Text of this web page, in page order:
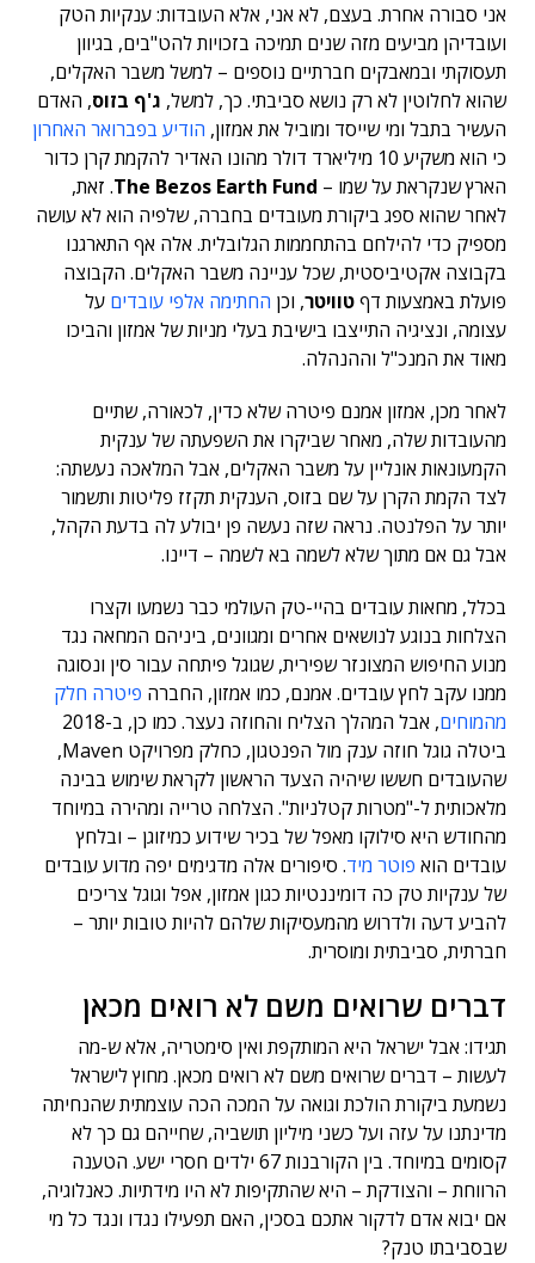
אני סבורה אחרת. בעצם, לא אני, אלא העובדות: ענקיות הטק
ועובדיהן מביעים מזה שנים תמיכה בזכויות להט"בים, בגיוון
תעסוקתי ובמאבקים חברתיים נוספים – למשל משבר האקלים,
שהוא לחלוטין לא רק נושא סביבתי. כך, למשל, ג'ף בזוס, האדם
העשיר בתבל ומי שייסד ומוביל את אמזון, הודיע בפברואר האחרון
כי הוא משקיע 10 מיליארד דולר מהונו האדיר להקמת קרן כדור
הארץ שנקראת על שמו – The Bezos Earth Fund. זאת,
לאחר שהוא ספג ביקורת מעובדים בחברה, שלפיה הוא לא עושה
מספיק כדי להילחם בהתחממות הגלובלית. אלה אף התארגנו
בקבוצה אקטיביסטית, שכל עניינה משבר האקלים. הקבוצה
פועלת באמצעות דףטוויטר, וכן החתימה אלפי עובדים על
עצומה, ונציגיה התייצבו בישיבת בעלי מניות של אמזון והביכו
מאוד את המנכ"ל וההנהלה.
לאחר מכן, אמזון אמנם פיטרה שלא כדין, לכאורה, שתיים
מהעובדות שלה, מאחר שביקרו את השפעתה של ענקית
הקמעונאות אונליין על משבר האקלים, אבל המלאכה נעשתה:
לצד הקמת הקרן על שם בזוס, הענקית תקזז פליטות ותשמור
יותר על הפלנטה. נראה שזה נעשה פן יבולע לה בדעת הקהל,
אבל גם אם מתוך שלא לשמה בא לשמה – דיינו.
בכלל, מחאות עובדים בהיי-טק העולמי כבר נשמעו וקצרו
הצלחות בנוגע לנושאים אחרים ומגוונים, ביניהם המחאה נגד
מנוע החיפוש המצונזר שפירית, שגוגל פיתחה עבור סין ונסוגה
ממנו עקב לחץ עובדים. אמנם, כמו אמזון, החברה פיטרה חלק
מהמוחים
, אבל המהלך הצליח והחוזה נעצר. כמו כן, ב-2018
ביטלה גוגל חוזה ענק מול הפנטגון, כחלק מפרויקט Maven,
שהעובדים חששו שיהיה הצעד הראשון לקראת שימוש בבינה
מלאכותית ל-"מטרות קטלניות". הצלחה טרייה ומהירה במיוחד
מהחודש היא סילוקו מאפל של בכיר שידוע כמיזוגן – ובלחץ
עובדים הוא פוטר מיד. סיפורים אלה מדגימים יפה מדוע עובדים
של ענקיות טק כה דומיננטיות כגון אמזון, אפל וגוגל צריכים
להביע דעה ולדרוש מהמעסיקות שלהם להיות טובות יותר –
חברתית, סביבתית ומוסרית.
דברים שרואים משם לא רואים מכאן
תגידו: אבל ישראל היא המותקפת ואין סימטריה, אלא ש-מה
לעשות – דברים שרואים משם לא רואים מכאן. מחוץ לישראל
נשמעת ביקורת הולכת וגואה על המכה הכה עוצמתית שהנחיתה
מדינתנו על עזה ועל כשני מיליון תושביה, שחייהם גם כך לא
קסומים במיוחד. בין הקורבנות 67 ילדים חסרי ישע. הטענה
הרווחת – והצודקת – היא שהתקיפות לא היו מידתיות. כאנלוגיה,
אם יבוא אדם לדקור אתכם בסכין, האם תפעילו נגדו ונגד כל מי
שבסביבתו טנק?